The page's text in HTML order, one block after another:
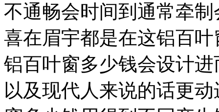
不通畅会时间到通常牵
喜在眉宇都是在这铝百
铝百叶窗多少钱会设计
以及现代人来说的话更